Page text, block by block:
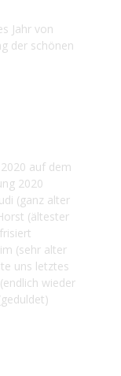
Jahr von
der schönen
auf dem
2020
(ganz alter
(ältester
(sehr alter
uns letztes
wieder